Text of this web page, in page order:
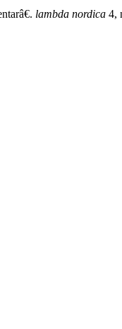
lambda nordica 4,